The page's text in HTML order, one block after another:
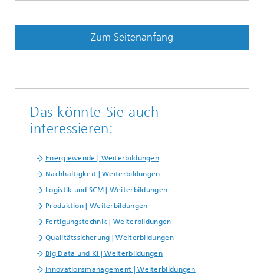
Zum Seitenanfang
Das könnte Sie auch
interessieren:
Energiewende | Weiterbildungen
Nachhaltigkeit | Weiterbildungen
Logistik und SCM | Weiterbildungen
Produktion | Weiterbildungen
Fertigungstechnik | Weiterbildungen
Qualitätssicherung | Weiterbildungen
Big Data und KI | Weiterbildungen
Innovationsmanagement | Weiterbildungen